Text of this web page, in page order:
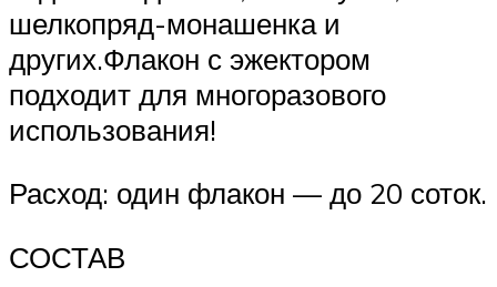
шелкопряд-монашенка и
других.Флакон с эжектором
подходит для многоразового
использования!
Расход: один флакон — до 20 соток.
СОСТАВ